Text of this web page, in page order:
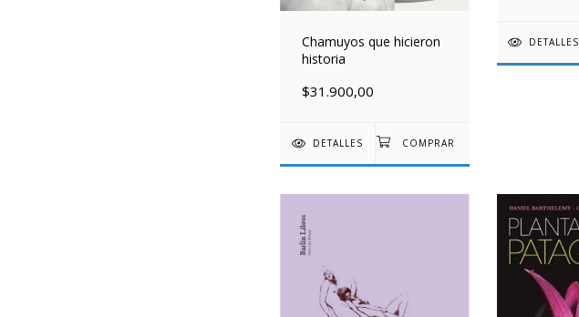
Chamuyos que hicieron
historia
$31.900,00
DETALLES
DETALLES